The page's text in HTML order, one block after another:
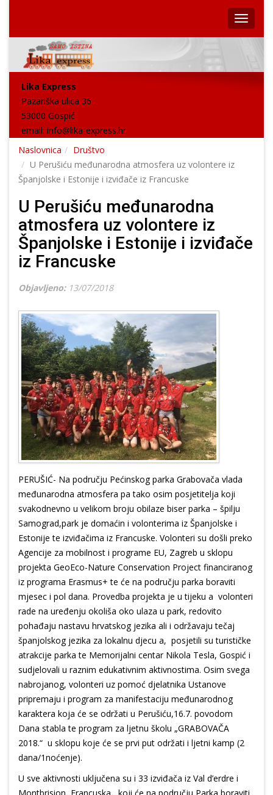
Lika Express
Pazariška ulica 36
53000 Gospić
email: info@lika-express.hr
Naslovnica
Društvo
U Perušiću međunarodna atmosfera uz volontere iz
Španjolske i Estonije i izviđače iz Francuske
U Perušiću međunarodna
atmosfera uz volontere iz
Španjolske i Estonije i izviđače
iz Francuske
Objavljeno: 13/07/2018
PERUŠIĆ- Na području Pećinskog parka Grabovača vlada
međunarodna atmosfera pa tako osim posjetitelja koji
svakodnevno u velikom broju obilaze biser parka – špilju
Samograd,park je domaćin i volonterima iz Španjolske i
Estonije te izviđačima iz Francuske. Volonteri su došli preko
Agencije za mobilnost i programe EU, Zagreb u sklopu
projekta GeoEco-Nature Conservation Project financiranog
iz programa Erasmus+ te će na području parka boraviti
mjesec i pol dana. Provedba projekta je u tijeku a volonteri
rade na uređenju okoliša oko ulaza u park, redovito
pohađaju nastavu hrvatskog jezika ali i održavaju tečaj
španjolskog jezika za lokalnu djecu a, posjetili su turističke
atrakcije parka te Memorijalni centar Nikola Tesla, Gospić i
sudjelovali u raznim edukativnim aktivnostima. Osim svega
nabrojanog, volonteri uz pomoć djelatnika Ustanove
pripremaju i program za manifestaciju međunarodnog
karaktera koja će se održati u Perušiću,16.7. povodom
Dana stabla te program za ljetnu školu „GRABOVAČA
2018.“ u sklopu koje će se prvi put održati i ljetni kamp (2
dana/1noćenje).
U sve aktivnosti uključena su i 33 izviđača iz Val d’erdre i